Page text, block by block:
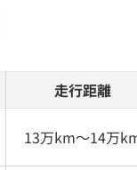
走行距離
13万km〜14万